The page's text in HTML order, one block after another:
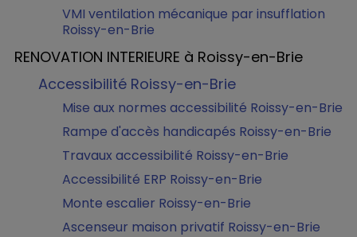
VMI ventilation mécanique par insufflation
Roissy-en-Brie
RENOVATION INTERIEURE à Roissy-en-Brie
Accessibilité Roissy-en-Brie
Mise aux normes accessibilité Roissy-en-Brie
Rampe d'accès handicapés Roissy-en-Brie
Travaux accessibilité Roissy-en-Brie
Accessibilité ERP Roissy-en-Brie
Monte escalier Roissy-en-Brie
Ascenseur maison privatif Roissy-en-Brie